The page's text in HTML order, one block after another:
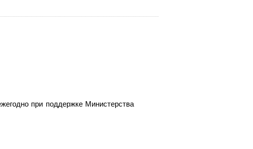
при поддержке Министерства